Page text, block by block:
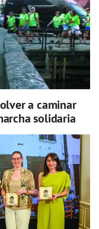
a caminar
solidaria